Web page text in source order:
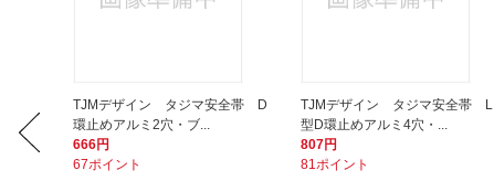
TJMデザイン タジマ安全帯 D
環止めアルミ2穴・ブ...
666円
67ポイント
TJMデザイン タジマ安全帯 L
型D環止めアルミ4穴・...
807円
81ポイント